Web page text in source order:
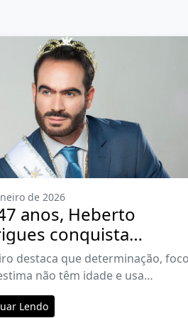
de 2026
anos, Heberto
conquista
lugar no Mister
International no
e levanta debate
destaca que determinação, foco
não têm idade e usa
do concurso para combater o
etário
Lendo